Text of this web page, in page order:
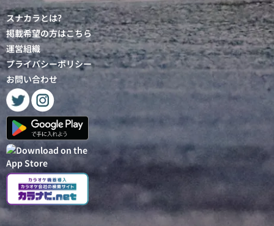
スナカラとは?
掲載希望の方はこちら
運営組織
プライバシーポリシー
お問い合わせ